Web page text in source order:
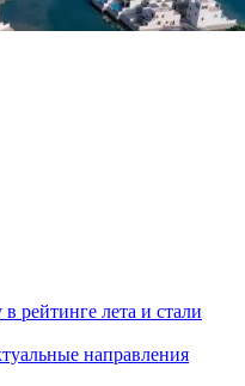
рейтинге лета и стали
направления